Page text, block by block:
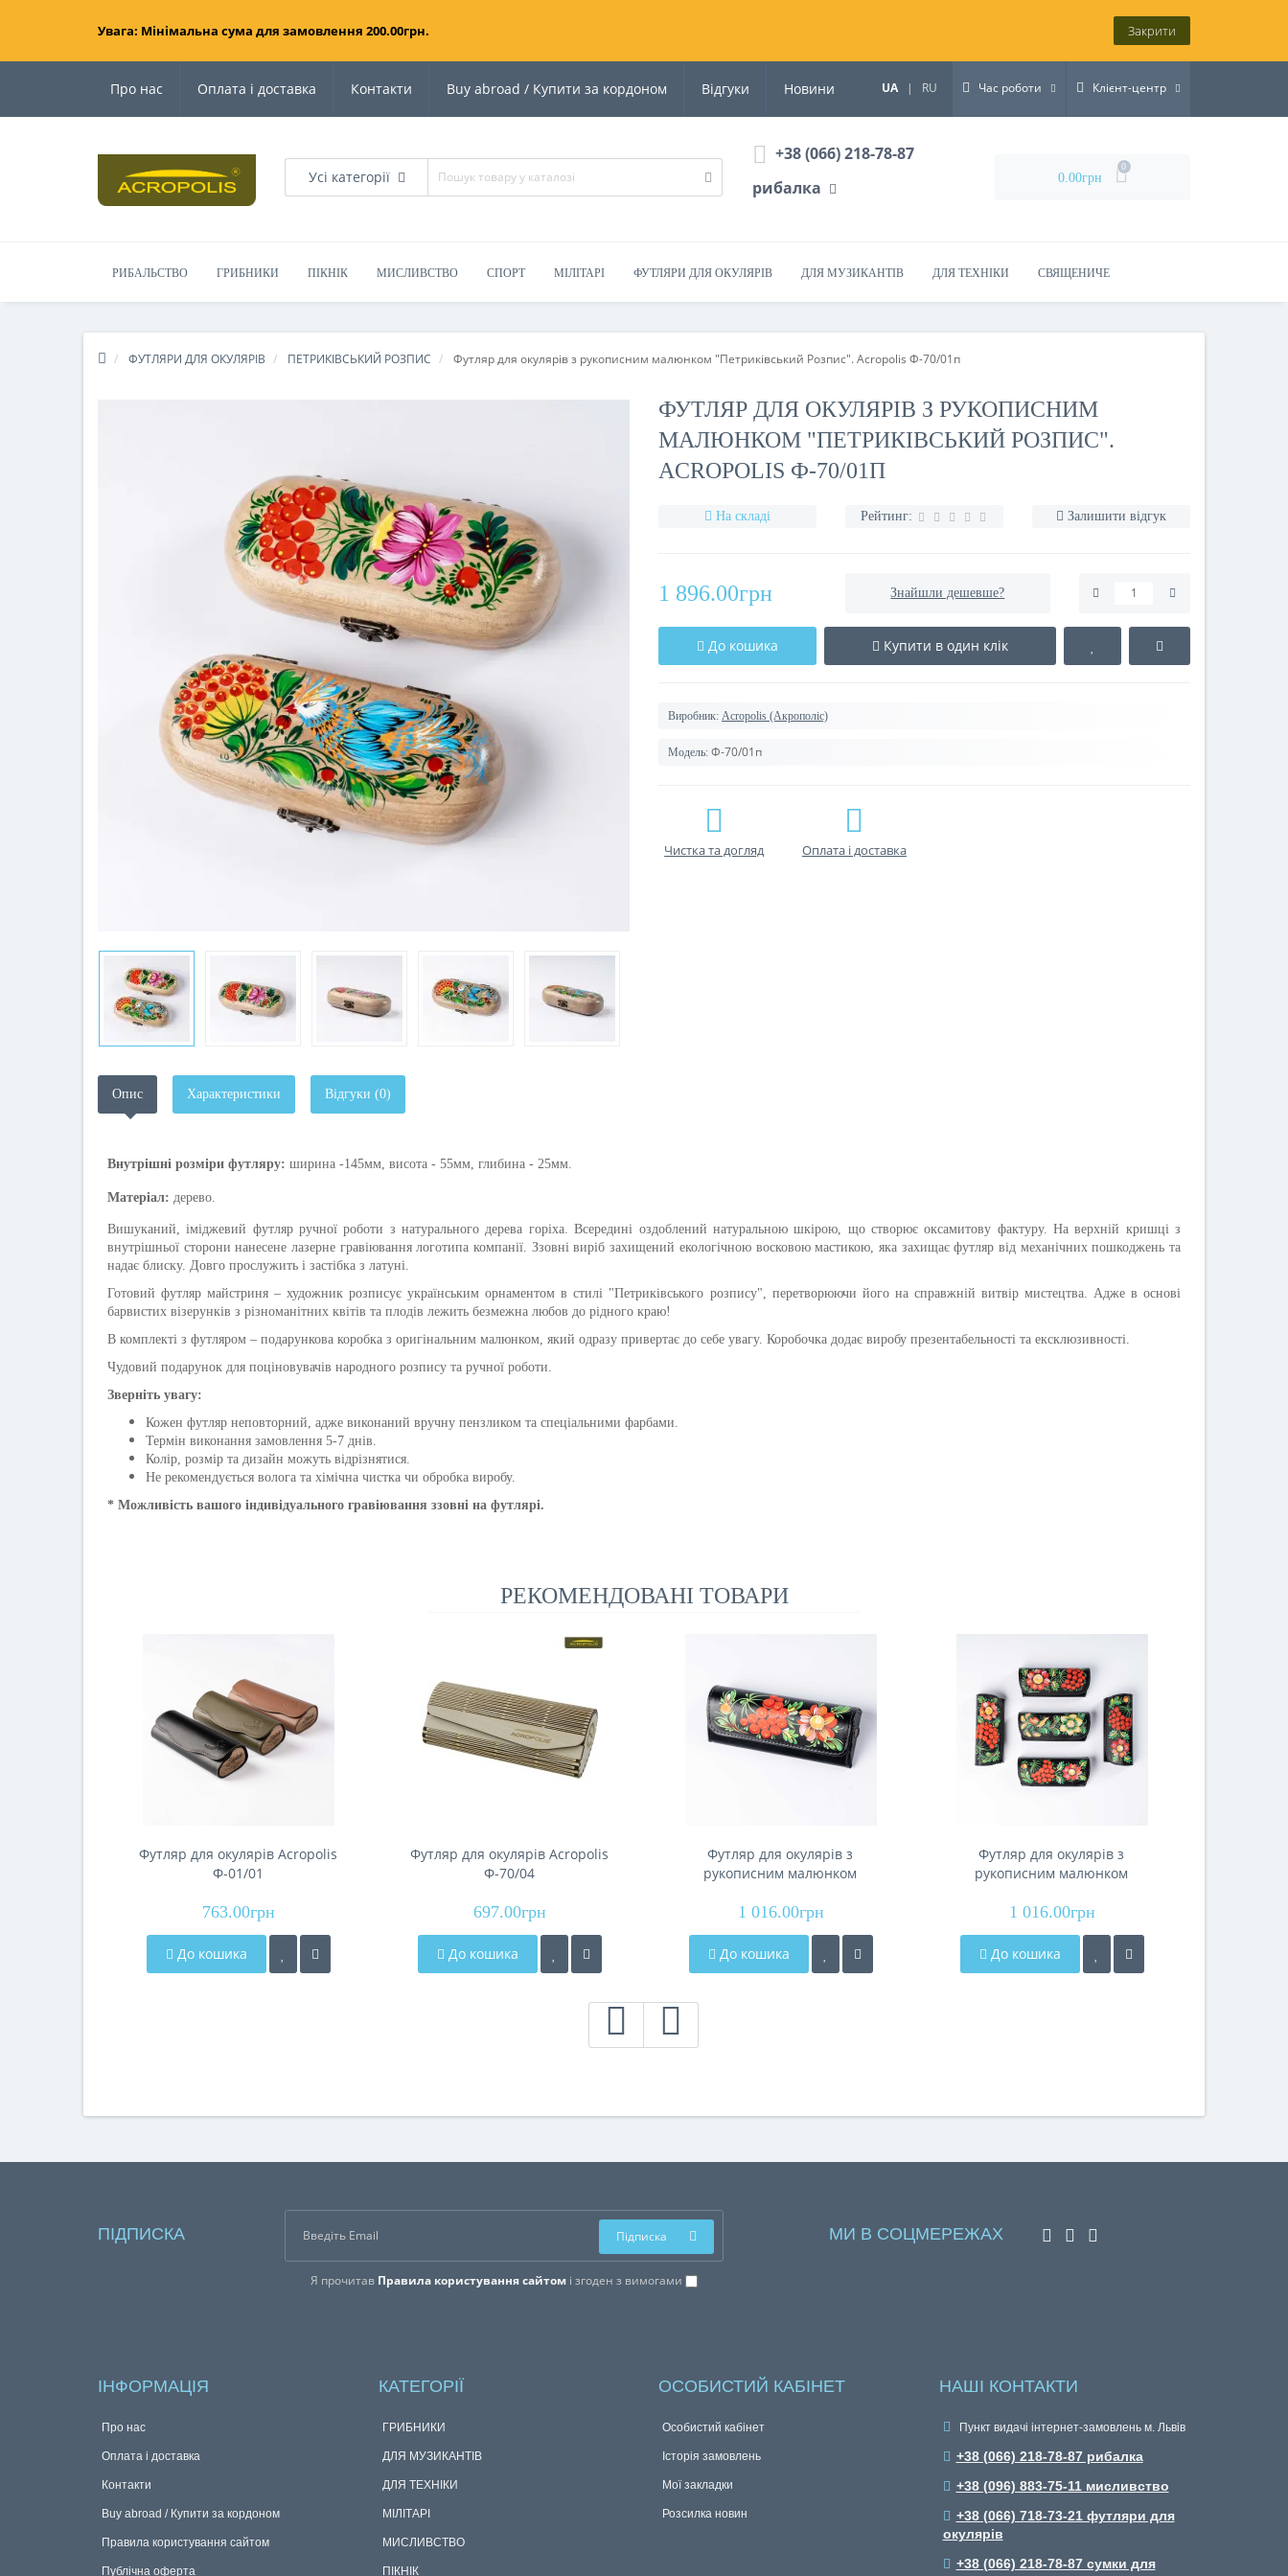
Увага: Мінімальна сума для замовлення 200.00грн. Закрити
Про нас Оплата і доставка Контакти Buy abroad / Купити за кордоном Відгуки Новини UA | RU Час роботи Клієнт-центр
Усі категорії
+38 (066) 218-78-87
рибалка
0.00грн
0
РИБАЛЬСТВО ГРИБНИКИ ПІКНІК МИСЛИВСТВО СПОРТ МІЛІТАРІ ФУТЛЯРИ ДЛЯ ОКУЛЯРІВ ДЛЯ МУЗИКАНТІВ ДЛЯ ТЕХНІКИ СВЯЩЕНИЧЕ
ФУТЛЯРИ ДЛЯ ОКУЛЯРІВ ПЕТРИКІВСЬКИЙ РОЗПИС Футляр для окулярів з рукописним малюнком "Петриківський Розпис". Acropolis Ф-70/01п
ФУТЛЯР ДЛЯ ОКУЛЯРІВ З РУКОПИСНИМ
МАЛЮНКОМ "ПЕТРИКІВСЬКИЙ РОЗПИС".
ACROPOLIS Ф-70/01П
На складі Рейтинг: Залишити відгук
1 896.00грн Знайшли дешевше?
До кошика Купити в один клік
Виробник: Acropolis (Акрополіс)
Модель: Ф-70/01п
Чистка та догляд Оплата і доставка
Опис Характеристики Відгуки (0)
Внутрішні розміри футляру: ширина -145мм, висота - 55мм, глибина - 25мм.
Матеріал: дерево.
Вишуканий, іміджевий футляр ручної роботи з натурального дерева горіха. Всередині оздоблений натуральною шкірою, що створює оксамитову фактуру. На верхній кришці з
внутрішньої сторони нанесене лазерне гравіювання логотипа компанії. Ззовні виріб захищений екологічною восковою мастикою, яка захищає футляр від механічних пошкоджень та
надає блиску. Довго прослужить і застібка з латуні.
Готовий футляр майстриня – художник розписує українським орнаментом в стилі "Петриківського розпису", перетворюючи його на справжній витвір мистецтва. Адже в основі
барвистих візерунків з різноманітних квітів та плодів лежить безмежна любов до рідного краю!
В комплекті з футляром – подарункова коробка з оригінальним малюнком, який одразу привертає до себе увагу. Коробочка додає виробу презентабельності та ексклюзивності.
Чудовий подарунок для поціновувачів народного розпису та ручної роботи.
Зверніть увагу:
Кожен футляр неповторний, адже виконаний вручну пензликом та спеціальними фарбами.
Термін виконання замовлення 5-7 днів.
Колір, розмір та дизайн можуть відрізнятися.
Не рекомендується волога та хімічна чистка чи обробка виробу.
* Можливість вашого індивідуального гравіювання ззовні на футлярі.
РЕКОМЕНДОВАНІ ТОВАРИ
Футляр для окулярів Acropolis
Ф-01/01
763.00грн
До кошика
Футляр для окулярів Acropolis
Ф-70/04
697.00грн
До кошика
Футляр для окулярів з
рукописним малюнком
Acropolis Ф-60/80п
1 016.00грн
До кошика
Футляр для окулярів з
рукописним малюнком
Acropolis Ф-60/82п
1 016.00грн
До кошика
ПІДПИСКА
Я прочитав Правила користування сайтомі згоден з вимогами
Підписка МИ В СОЦМЕРЕЖАХ
ІНФОРМАЦІЯ
Про нас
Оплата і доставка
Контакти
Buy abroad / Купити за кордоном
Правила користування сайтом
Публічна оферта
КАТЕГОРІЇ
ГРИБНИКИ
ДЛЯ МУЗИКАНТІВ
ДЛЯ ТЕХНІКИ
МІЛІТАРІ
МИСЛИВСТВО
ПІКНІК
ОСОБИСТИЙ КАБІНЕТ
Особистий кабінет
Історія замовлень
Мої закладки
Розсилка новин
НАШІ КОНТАКТИ
Пункт видачі інтернет-замовлень м. Львів
+38 (066) 218-78-87 рибалка
+38 (096) 883-75-11 мисливство
+38 (066) 718-73-21 футляри для
окулярів
+38 (066) 218-78-87 сумки для